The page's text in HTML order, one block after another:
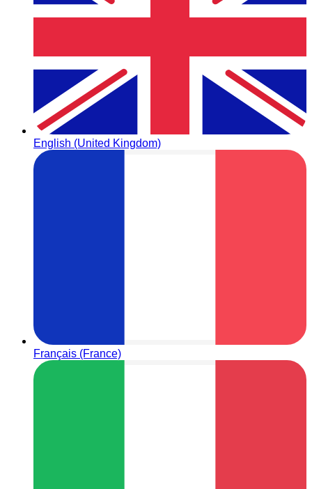
English (United Kingdom)
Français (France)